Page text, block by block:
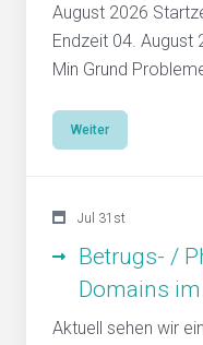
August 2026
Endzeit 04. August
Min Grund
Weiter
Jul 31st
Betrugs- /
Domains
Aktuell sehen wir